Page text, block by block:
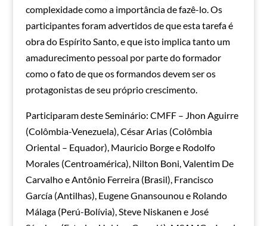
complexidade como a importância de fazê-lo. Os
participantes foram advertidos de que esta tarefa é
obra do Espírito Santo, e que isto implica tanto um
amadurecimento pessoal por parte do formador
como o fato de que os formandos devem ser os
protagonistas de seu próprio crescimento.
Participaram deste Seminário: CMFF – Jhon Aguirre
(Colômbia-Venezuela), César Arias (Colômbia
Oriental – Equador), Mauricio Borge e Rodolfo
Morales (Centroamérica), Nilton Boni, Valentim De
Carvalho e Antônio Ferreira (Brasil), Francisco
García (Antilhas), Eugene Gnansounou e Rolando
Málaga (Perú-Bolívia), Steve Niskanen e José